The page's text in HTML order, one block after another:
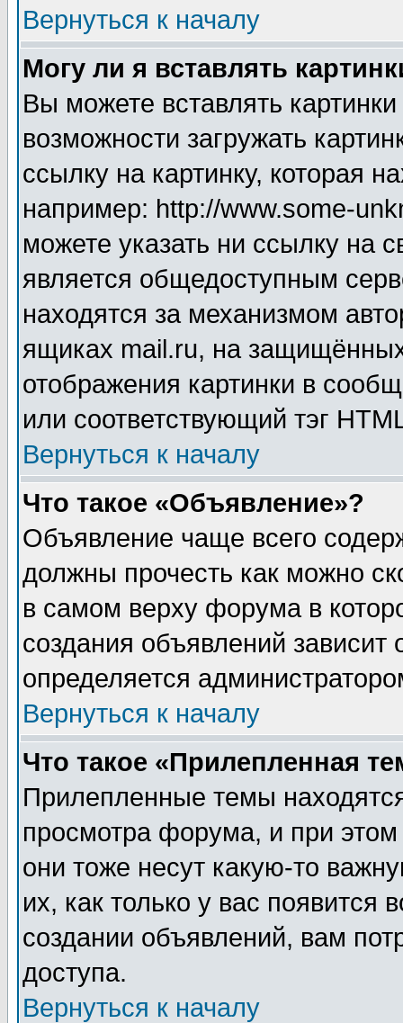
Вернуться к началу
Могу ли я вставлять
Вы можете вставлять
возможности загружать
ссылку на картинку, которая
например: http://www.some-
можете указать ни ссылку на
является общедоступным
находятся за механизмом
ящиках mail.ru, на
отображения картинки в
или соответствующий тэг
Вернуться к началу
Что такое «Объявление»?
Объявление чаще всего
должны прочесть как можно
в самом верху форума в
создания объявлений зависит
определяется
Вернуться к началу
Что такое «Прилепленная
Прилепленные темы
просмотра форума, и при
они тоже несут какую-то
их, как только у вас появится
создании объявлений, вам
доступа.
Вернуться к началу